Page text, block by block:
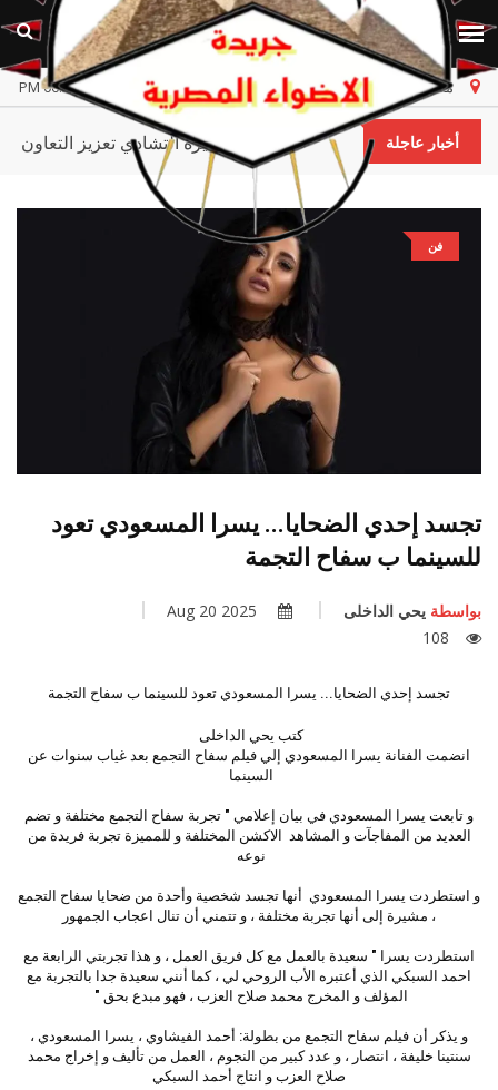
مصر الخميس، ٦ أغسطس ٢٠٢٦ أخر تحديث 06:24:02 PM
أخبار عاجلة وزير الصحة يبحث مع نظيره التشادي تعزيز
فن
تجسد إحدي الضحايا... يسرا المسعودي تعود
للسينما ب سفاح التجمة
بواسطة يحي الداخلى
108
تجسد إحدي الضحايا... يسرا المسعودي تعود للسينما ب سفاح التجمة
كتب يحي الداخلى
انضمت الفنانة يسرا المسعودي إلي فيلم سفاح التجمع بعد غياب سنوات عن
السينما
و تابعت يسرا المسعودي في بيان إعلامي " تجربة سفاح التجمع مختلفة و تضم
العديد من المفاجآت و المشاهد الاكشن المختلفة و للمميزة تجربة فريدة من
نوعه
و استطردت يسرا المسعودي أنها تجسد شخصية وأحدة من ضحايا سفاح التجمع
، مشيرة إلى أنها تجربة مختلفة ، و تتمني أن تنال اعجاب الجمهور
استطردت يسرا " سعيدة بالعمل مع كل فريق العمل ، و هذا تجربتي الرابعة مع
احمد السبكي الذي أعتبره الأب الروحي لي ، كما أنني سعيدة جدا بالتجربة مع
المؤلف و المخرج محمد صلاح العزب ، فهو مبدع بحق "
و يذكر أن فيلم سفاح التجمع من بطولة: أحمد الفيشاوي ، يسرا المسعودي ،
سنتينا خليفة ، انتصار ، و عدد كبير من النجوم ، العمل من تأليف و إخراج محمد
صلاح العزب و انتاج أحمد السبكي